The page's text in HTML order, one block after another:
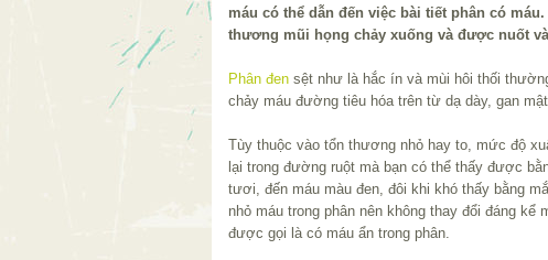
máu có thể dẫn đến việc bài tiết phân có
thương mũi họng chảy xuống và được nuốt
Phân đen sệt như là hắc ín và mùi hôi thối
chảy máu đường tiêu hóa trên từ dạ dày, gan
Tùy thuộc vào tổn thương nhỏ hay to, mức độ
lại trong đường ruột mà bạn có thể thấy được
tươi, đến máu màu đen, đôi khi khó thấy bằng
nhỏ máu trong phân nên không thay đổi đáng kể
được gọi là có máu ẩn trong phân.